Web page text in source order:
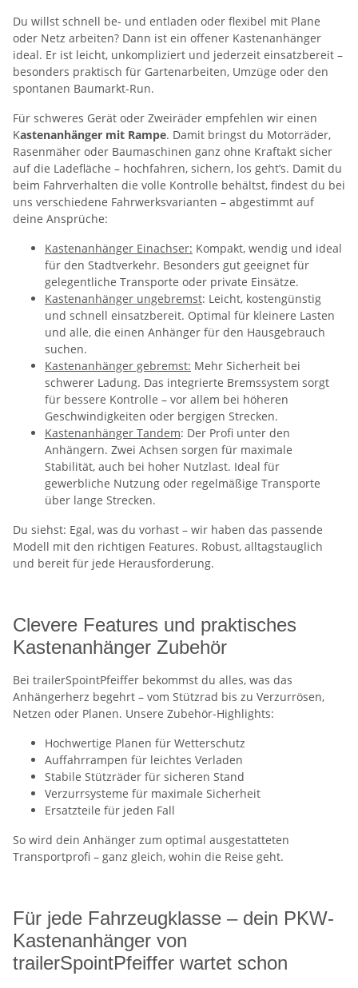
Du willst schnell be- und entladen oder flexibel mit Plane
oder Netz arbeiten? Dann ist ein offener Kastenanhänger
ideal. Er ist leicht, unkompliziert und jederzeit einsatzbereit –
besonders praktisch für Gartenarbeiten, Umzüge oder den
spontanen Baumarkt-Run.
Für schweres Gerät oder Zweiräder empfehlen wir einen
Kastenanhänger mit Rampe. Damit bringst du Motorräder,
Rasenmäher oder Baumaschinen ganz ohne Kraftakt sicher
auf die Ladefläche – hochfahren, sichern, los geht’s. Damit du
beim Fahrverhalten die volle Kontrolle behältst, findest du bei
uns verschiedene Fahrwerksvarianten – abgestimmt auf
deine Ansprüche:
Kastenanhänger Einachser: Kompakt, wendig und ideal
für den Stadtverkehr. Besonders gut geeignet für
gelegentliche Transporte oder private Einsätze.
Kastenanhänger ungebremst: Leicht, kostengünstig
und schnell einsatzbereit. Optimal für kleinere Lasten
und alle, die einen Anhänger für den Hausgebrauch
suchen.
Kastenanhänger gebremst: Mehr Sicherheit bei
schwerer Ladung. Das integrierte Bremssystem sorgt
für bessere Kontrolle – vor allem bei höheren
Geschwindigkeiten oder bergigen Strecken.
Kastenanhänger Tandem: Der Profi unter den
Anhängern. Zwei Achsen sorgen für maximale
Stabilität, auch bei hoher Nutzlast. Ideal für
gewerbliche Nutzung oder regelmäßige Transporte
über lange Strecken.
Du siehst: Egal, was du vorhast – wir haben das passende
Modell mit den richtigen Features. Robust, alltagstauglich
und bereit für jede Herausforderung.
Clevere Features und praktisches
Kastenanhänger Zubehör
Bei trailerSpointPfeiffer bekommst du alles, was das
Anhängerherz begehrt – vom Stützrad bis zu Verzurrösen,
Netzen oder Planen. Unsere Zubehör-Highlights:
Hochwertige Planen für Wetterschutz
Auffahrrampen für leichtes Verladen
Stabile Stützräder für sicheren Stand
Verzurrsysteme für maximale Sicherheit
Ersatzteile für jeden Fall
So wird dein Anhänger zum optimal ausgestatteten
Transportprofi – ganz gleich, wohin die Reise geht.
Für jede Fahrzeugklasse – dein PKW-
Kastenanhänger von
trailerSpointPfeiffer wartet schon